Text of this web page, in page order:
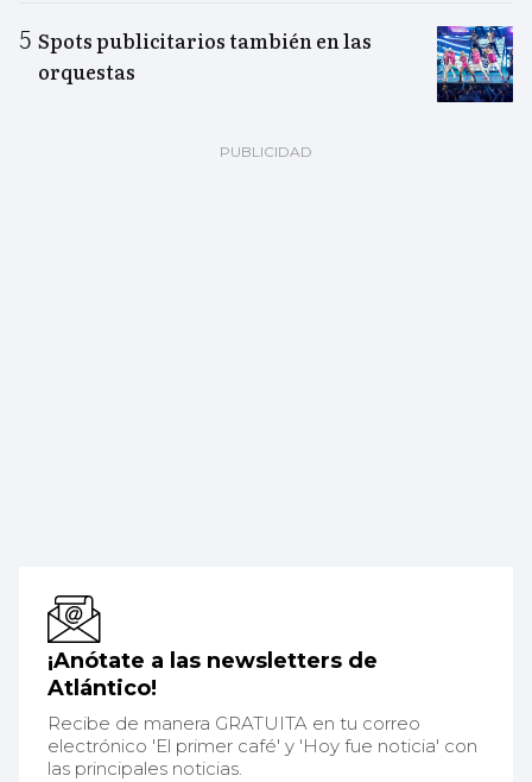
Spots publicitarios también en las
orquestas
¡Anótate a las newsletters de
Atlántico!
Recibe de manera GRATUITA en tu correo
electrónico 'El primer café' y 'Hoy fue noticia' con
las principales noticias.